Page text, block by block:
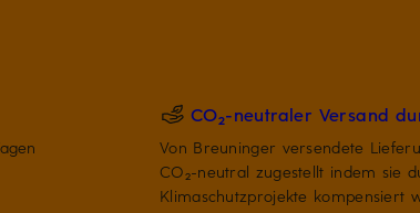
CO₂-neutraler Versand
Von Breuninger versendete
CO₂-neutral zugestellt indem sie
Klimaschutzprojekte kompensiert